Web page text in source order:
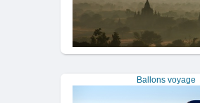
Ballons voyage